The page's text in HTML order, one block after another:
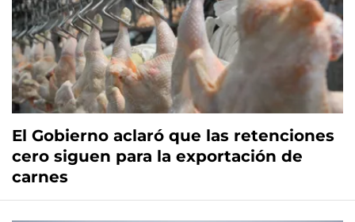
El Gobierno aclaró que las retenciones
cero siguen para la exportación de
carnes